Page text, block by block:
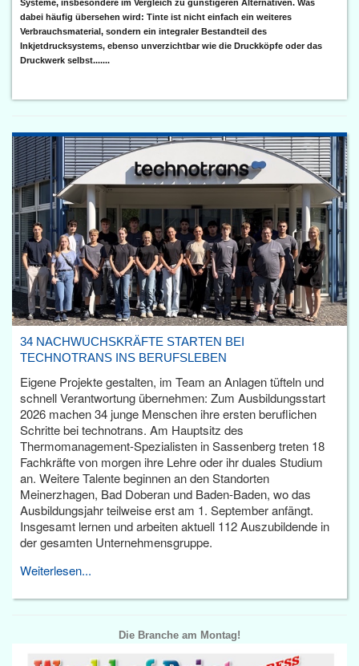
Systeme, insbesondere im Vergleich zu günstigeren Alternativen. Was
dabei häufig übersehen wird: Tinte ist nicht einfach ein weiteres
Verbrauchsmaterial, sondern ein integraler Bestandteil des
Inkjetdrucksystems, ebenso unverzichtbar wie die Druckköpfe oder das
Druckwerk selbst.......
34 NACHWUCHSKRÄFTE STARTEN BEI
TECHNOTRANS INS BERUFSLEBEN
Eigene Projekte gestalten, im Team an Anlagen tüfteln und
schnell Verantwortung übernehmen: Zum Ausbildungsstart
2026 machen 34 junge Menschen ihre ersten beruflichen
Schritte bei technotrans. Am Hauptsitz des
Thermomanagement-Spezialisten in Sassenberg treten 18
Fachkräfte von morgen ihre Lehre oder ihr duales Studium
an. Weitere Talente beginnen an den Standorten
Meinerzhagen, Bad Doberan und Baden-Baden, wo das
Ausbildungsjahr teilweise erst am 1. September anfängt.
Insgesamt lernen und arbeiten aktuell 112 Auszubildende in
der gesamten Unternehmensgruppe.
Weiterlesen...
Die Branche am Montag!